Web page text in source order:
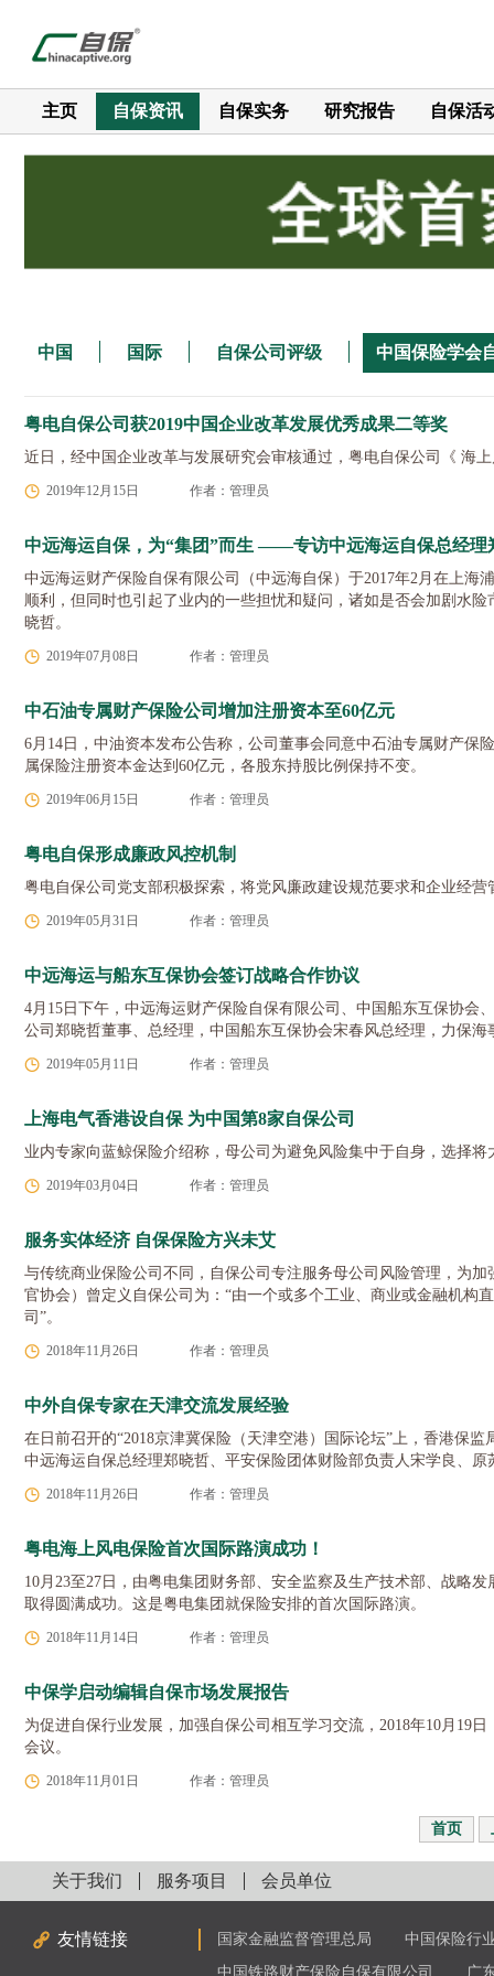
主页 自保资讯 自保实务 研究报告 自保活
中国 国际 自保公司评级 中国保险学会
粤电自保公司获2019中国企业改革发展优秀成果二等奖
近日，经中国企业改革与发展研究会审核通过，粤电自保公司《 海
2019年12月15日 作者：管理员
中远海运自保，为“集团”而生 ——专访中远海运自保总经理
中远海运财产保险自保有限公司（中远海自保）于2017年2月在上
顺利，但同时也引起了业内的一些担忧和疑问，诸如是否会加剧水
晓哲。
2019年07月08日 作者：管理员
中石油专属财产保险公司增加注册资本至60亿元
6月14日，中油资本发布公告称，公司董事会同意中石油专属财产保
属保险注册资本金达到60亿元，各股东持股比例保持不变。
2019年06月15日 作者：管理员
粤电自保形成廉政风控机制
粤电自保公司党支部积极探索，将党风廉政建设规范要求和企业经
2019年05月31日 作者：管理员
中远海运与船东互保协会签订战略合作协议
4月15日下午，中远海运财产保险自保有限公司、中国船东互保协
公司郑晓哲董事、总经理，中国船东互保协会宋春风总经理，力保
2019年05月11日 作者：管理员
上海电气香港设自保 为中国第8家自保公司
业内专家向蓝鲸保险介绍称，母公司为避免风险集中于自身，选择
2019年03月04日 作者：管理员
服务实体经济 自保保险方兴未艾
与传统商业保险公司不同，自保公司专注服务母公司风险管理，为
官协会）曾定义自保公司为：“由一个或多个工业、商业或金融机构
司”。
2018年11月26日 作者：管理员
中外自保专家在天津交流发展经验
在日前召开的“2018京津冀保险（天津空港）国际论坛”上，香港保
中远海运自保总经理郑晓哲、平安保险团体财险部负责人宋学良、
2018年11月26日 作者：管理员
粤电海上风电保险首次国际路演成功！
10月23至27日，由粤电集团财务部、安全监察及生产技术部、战略
取得圆满成功。这是粤电集团就保险安排的首次国际路演。
2018年11月14日 作者：管理员
中保学启动编辑自保市场发展报告
为促进自保行业发展，加强自保公司相互学习交流，2018年10月19
会议。
2018年11月01日 作者：管理员
首页
关于我们 服务项目 会员单位
友情链接 国家金融监督管理总局
中国保险行
中国铁路财产保险自保有限公司
广